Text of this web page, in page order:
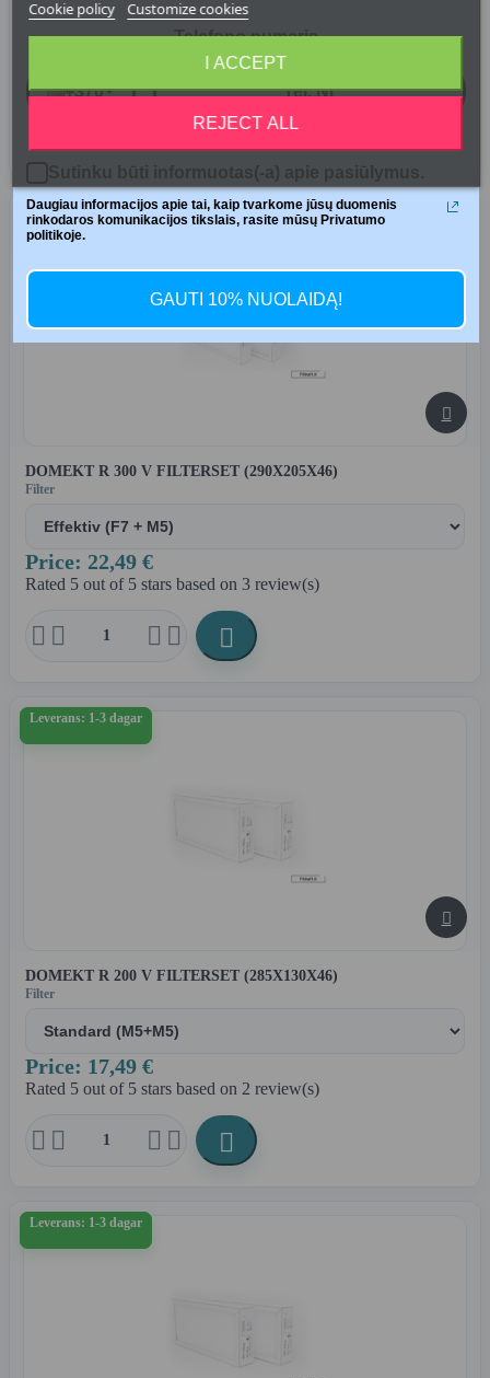
Filter
Price: 35,98 €

Leverans: 1-3 dagar

DOMEKT R 300 V FILTERSET (290X205X46)
Filter
Price: 22,49 €
Rated 5 out of 5 stars based on 3 review(s)
    
Leverans: 1-3 dagar

DOMEKT R 200 V FILTERSET (285X130X46)
Filter
Price: 17,49 €
Rated 5 out of 5 stars based on 2 review(s)
    
Leverans: 1-3 dagar
Cookie policy Customize cookies
REJECT ALL
I ACCEPT
Telefono numeris
+370
Sutinku būti informuotas(-a) apie pasiūlymus.
Daugiau informacijos apie tai, kaip tvarkome jūsų duomenis
rinkodaros komunikacijos tikslais, rasite mūsų Privatumo
politikoje.
GAUTI 10% NUOLAIDĄ!